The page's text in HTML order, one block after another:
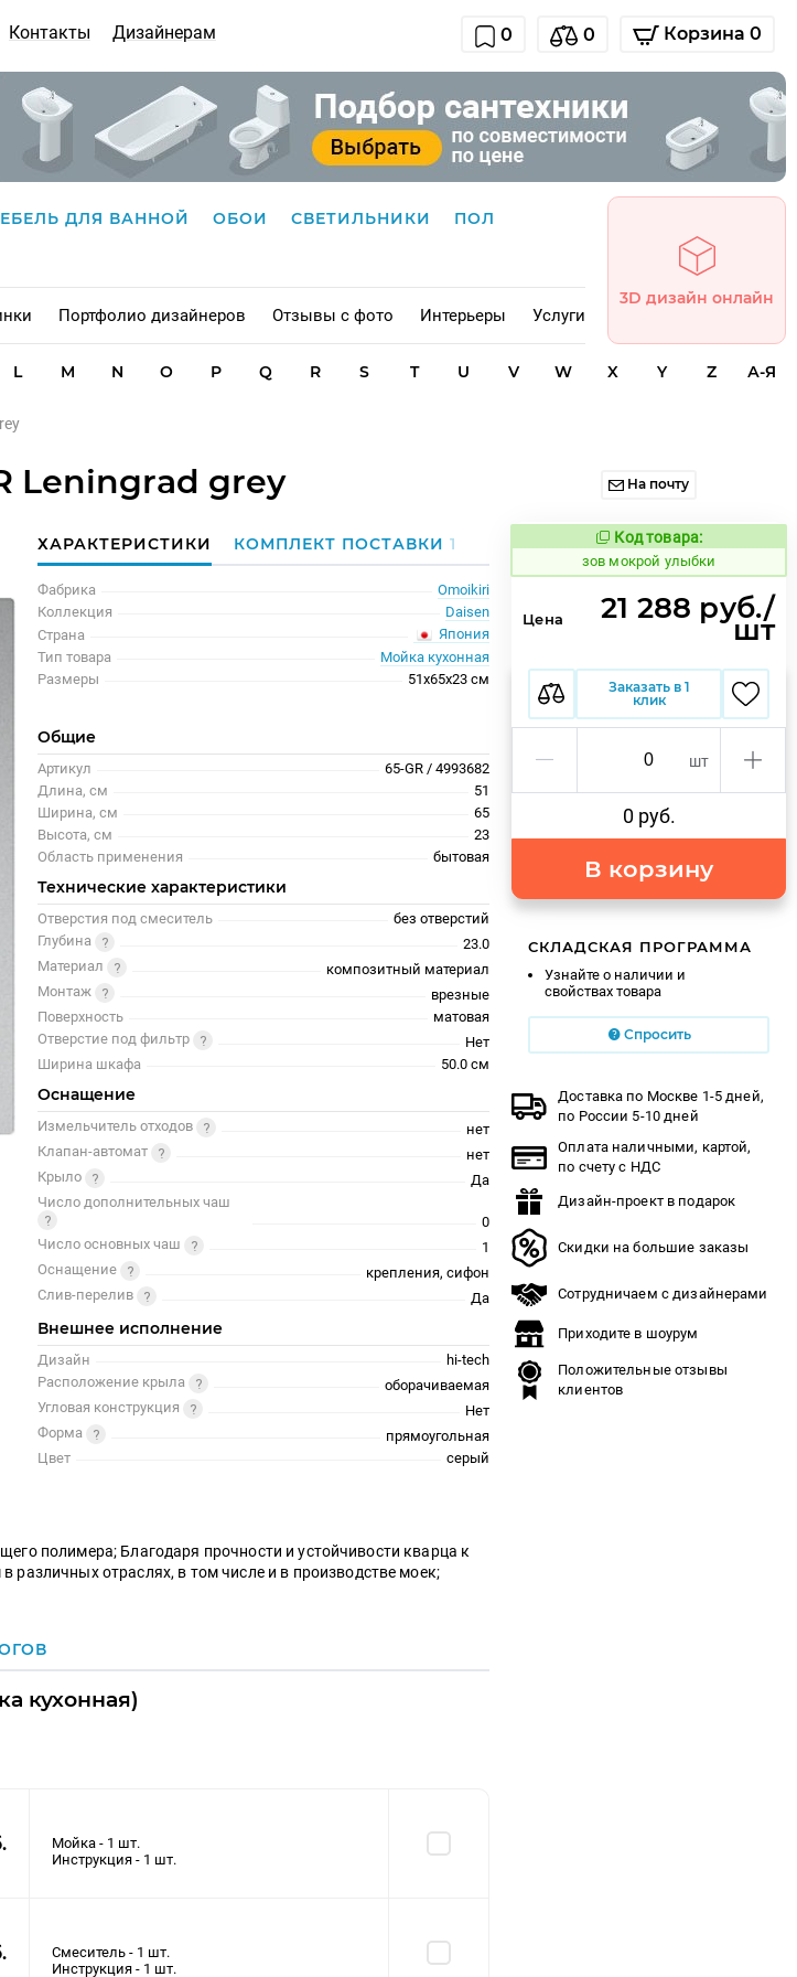
Контакты Дизайнерам 0 0 Корзина 0
ДЛЯ ВАННОЙ ОБОИ СВЕТИЛЬНИКИ ПОЛ
Портфолио дизайнеров Отзывы с фото Интерьеры Услуги
3D дизайн онлайн
L M N O P Q R S T U V W X Y Z А-Я
Leningrad grey На почту
ХАРАКТЕРИСТИКИ КОМПЛЕКТ ПОСТАВКИ1
Фабрика
Omoikiri
Коллекция
Daisen
Страна
Япония
Тип товара
Мойка кухонная
Размеры
51x65x23 см
Общие
Артикул
65-GR / 4993682
Длина, см
51
Ширина, см
65
Высота, см
23
Область применения
бытовая
Технические характеристики
Отверстия под смеситель
без отверстий
Глубина
23.0
Материал
композитный материал
Монтаж
врезные
Поверхность
матовая
Отверстие под фильтр
Нет
Ширина шкафа
50.0 см
Оснащение
Измельчитель отходов
нет
Клапан-автомат
нет
Крыло
Да
Число дополнительных чаш
0
Число основных чаш
1
Оснащение
крепления, сифон
Слив-перелив
Да
Внешнее исполнение
Дизайн
hi-tech
Расположение крыла
оборачиваемая
Угловая конструкция
Нет
Форма
прямоугольная
Цвет
серый
полимера; Благодаря прочности и устойчивости кварца к
отраслях, в том числе и в производстве моек;
кухонная)
Мойка - 1 шт.
Смеситель - 1 шт.
Код товара:
507361 Код товара:
зов мокрой улыбки
Цена 21 288 руб./
шт
Заказать в 1
клик
шт
0 руб.
В корзину
СКЛАДСКАЯ ПРОГРАММА
Узнайте о наличии и
свойствах товара
Спросить
Доставка по Москве 1-5 дней,
по России 5-10 дней
Оплата наличными, картой,
по счету с НДС
Дизайн-проект в подарок
Скидки на большие заказы
Сотрудничаем с дизайнерами
Приходите в шоурум
Положительные отзывы
клиентов